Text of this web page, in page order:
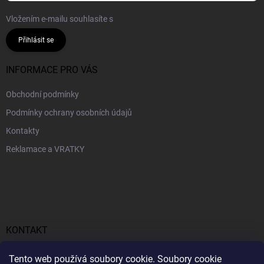
Tento web používá soubory cookie. Soubory cookie
Vložením e-mailu souhlasíte s
Přihlásit se
INFORMACE PRO VÁS
Obchodní podmínky
Podmínky ochrany osobních údajů
Kontakty
Reklamace a VRATKY
KONTAKT
obchod@profitent.cz